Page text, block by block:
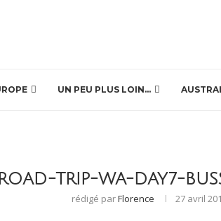
UN PEU PLUS LOIN…
ROAD-TRIP-WA-DAY7-
rédigé parFlorence 27 avril